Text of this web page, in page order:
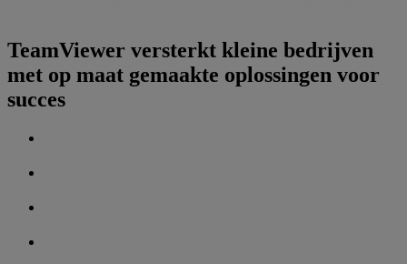
TeamViewer versterkt kleine bedrijven
met op maat gemaakte oplossingen voor
succes